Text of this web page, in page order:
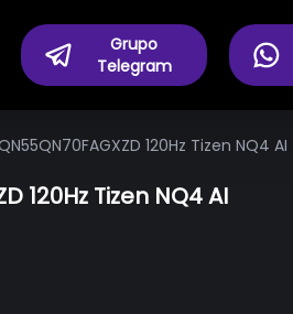
Grupo
Telegram
120Hz Tizen NQ4 AI
120Hz Tizen NQ4 AI